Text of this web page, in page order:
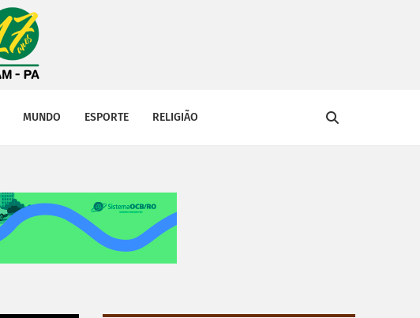
MUNDO ESPORTE RELIGIÃO